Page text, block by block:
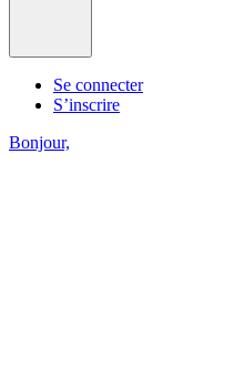
Se connecter
S’inscrire
Bonjour,